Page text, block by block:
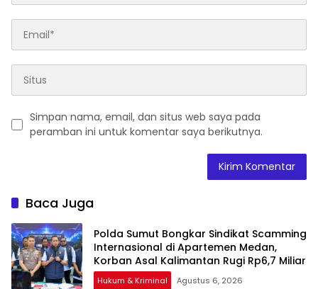
Simpan nama, email, dan situs web saya pada
peramban ini untuk komentar saya berikutnya.
Baca Juga
Polda Sumut Bongkar Sindikat Scamming
Internasional di Apartemen Medan,
Korban Asal Kalimantan Rugi Rp6,7 Miliar
Hukum & Kriminal Agustus 6, 2026